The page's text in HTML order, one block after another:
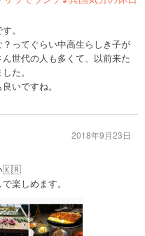
。
ってぐらい中高生らしき子が
世代の人も多くて、以前来た
た。
いですね。
🇰🇷
楽しめます。
2018年9月23日